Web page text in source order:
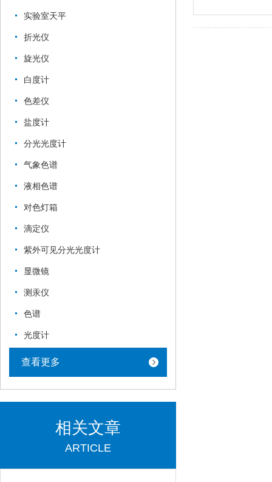
实验室天平
折光仪
旋光仪
白度计
色差仪
盐度计
分光光度计
气象色谱
液相色谱
对色灯箱
滴定仪
紫外可见分光光度计
显微镜
测汞仪
色谱
光度计
查看更多
相关文章
ARTICLE